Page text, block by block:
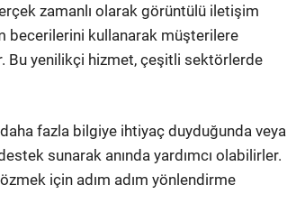
zamanlı olarak görüntülü iletişim
becerilerini kullanarak müşterilere
Bu yenilikçi hizmet, çeşitli sektörlerde
fazla bilgiye ihtiyaç duyduğunda veya
sunarak anında yardımcı olabilirler.
için adım adım yönlendirme